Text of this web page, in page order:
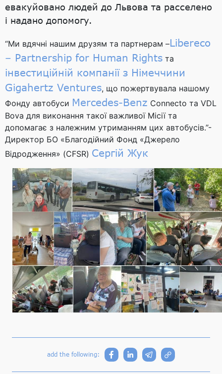
евакуйовано людей до Львова та расселено
і надано допомогу.
“Ми вдячні нашим друзям та партнерам –Libereco
– Partnership for Human Rights та
інвестиційній компанії з Німеччини
Gigahertz Ventures, що пожертвувала нашому
Фонду автобуси Mercedes-Benz Connecto та VDL
Bova для виконання такої важливої Місії та
допомагає з належним утриманням цих автобусів.”-
Директор БО «Благодійний Фонд «Джерело
Відродження» (CFSR) Сергій Жук
add the following: